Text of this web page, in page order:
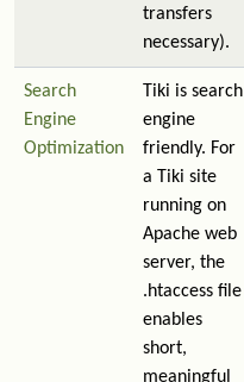
transfers
necessary).
Search
Engine
Optimization
Tiki is search
engine
friendly. For
a Tiki site
running on
Apache web
server, the
.htaccess file
enables
short,
meaningful